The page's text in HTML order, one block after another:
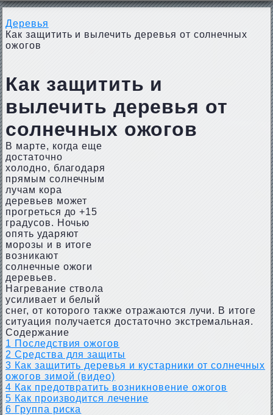
Деревья
Как защитить и вылечить деревья от солнечных
ожогов
Как защитить и
вылечить деревья от
солнечных ожогов
В марте, когда еще
достаточно
холодно, благодаря
прямым солнечным
лучам кора
деревьев может
прогреться до +15
градусов. Ночью
опять ударяют
морозы и в итоге
возникают
солнечные ожоги
деревьев.
Нагревание ствола
усиливает и белый
снег, от которого также отражаются лучи. В итоге
ситуация получается достаточно экстремальная.
Содержание
1 Последствия ожогов
2 Средства для защиты
3 Как защитить деревья и кустарники от солнечных
ожогов зимой (видео)
4 Как предотвратить возникновение ожогов
5 Как производится лечение
6 Группа риска